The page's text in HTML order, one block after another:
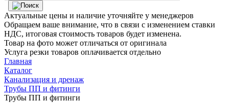
Актуальные цены и наличие уточняйте у менеджеров
Обращаем ваше внимание, что в связи с изменением ставки
НДС, итоговая стоимость товаров будет изменена.
Товар на фото может отличаться от оригинала
Услуга резки товаров оплачивается отдельно
Главная
Каталог
Канализация и дренаж
Трубы ПП и фитинги
Трубы ПП и фитинги